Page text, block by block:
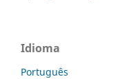
Idioma
Português